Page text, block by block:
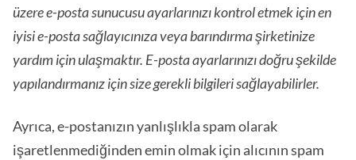
üzere e-posta sunucusu ayarlarınızı kontrol etmek için en
iyisi e-posta sağlayıcınıza veya barındırma şirketinize
yardım için ulaşmaktır. E-posta ayarlarınızı doğru şekilde
yapılandırmanız için size gerekli bilgileri sağlayabilirler.
Ayrıca, e-postanızın yanlışlıkla spam olarak
işaretlenmediğinden emin olmak için alıcının spam